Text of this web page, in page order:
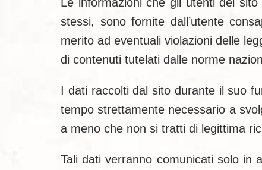
stessi, sono fornite dall’utente
merito ad eventuali violazioni delle
di contenuti tutelati dalle norme
I dati raccolti dal sito durante il suo
tempo strettamente necessario a
a meno che non si tratti di legittima
Tali dati verranno comunicati solo in